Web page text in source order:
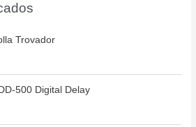
Trovador
500 Digital Delay